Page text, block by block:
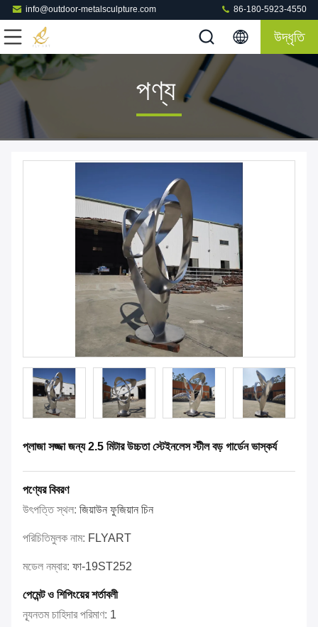
info@outdoor-metalsculpture.com 86-180-5923-4550
উদ্ধৃতি
পণ্য
প্লাজা সজ্জা জন্য 2.5 মিটার উচ্চতা স্টেইনলেস স্টীল বড় গার্ডেন ভাস্কর্য
পণ্যের বিবরণ
উৎপত্তি স্থল: জিয়াউন ফুজিয়ান চিন
পরিচিতিমুলক নাম: FLYART
মডেল নম্বার: ফা-19ST252
পেমেন্ট ও শিপিংয়ের শর্তাবলী
ন্যূনতম চাহিদার পরিমাণ: 1